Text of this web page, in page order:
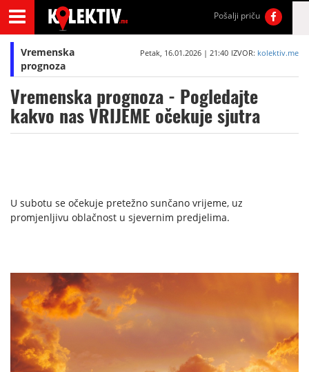
Pošalji priču
Vremenska
prognoza
Petak, 16.01.2026 | 21:40 IZVOR: kolektiv.me
Vremenska prognoza - Pogledajte
kakvo nas VRIJEME očekuje sjutra
U subotu se očekuje pretežno sunčano vrijeme, uz
promjenljivu oblačnost u sjevernim predjelima.